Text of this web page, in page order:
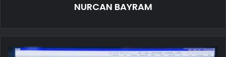
NURCAN BAYRAM